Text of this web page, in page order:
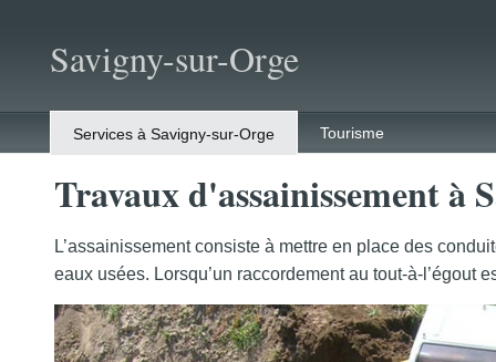
Savigny-sur-Orge
Services à Savigny-sur-Orge Tourisme
Travaux d'assainissement à
L’assainissement consiste à mettre en place des
eaux usées. Lorsqu’un raccordement au tout-à-